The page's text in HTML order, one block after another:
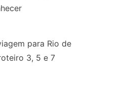
para Rio de
3, 5 e 7